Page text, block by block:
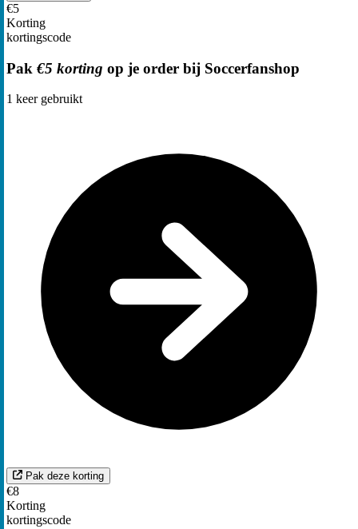
€5
Korting
kortingscode
Pak €5 korting op je order bij Soccerfanshop
1 keer gebruikt
Pak deze korting
€8
Korting
kortingscode